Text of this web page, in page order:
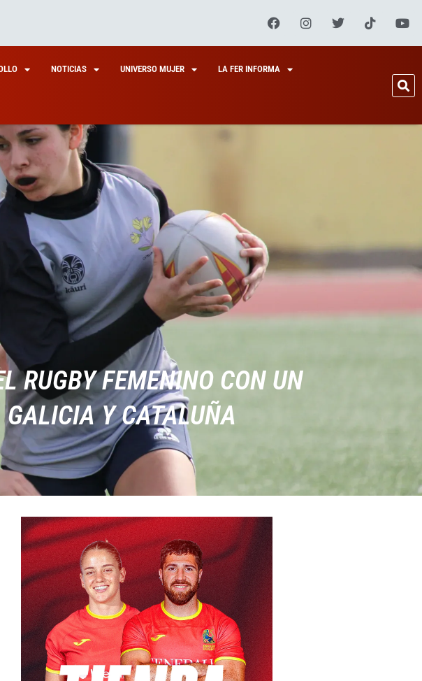
NOTICIAS UNIVERSO MUJER LA FER INFORMA
RUGBY FEMENINO CON UN
GALICIA Y CATALUÑA